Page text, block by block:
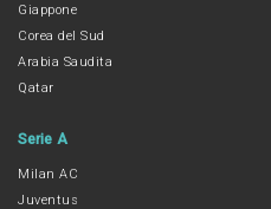
Giappone
Corea del Sud
Arabia Saudita
Qatar
Serie A
Milan AC
Juventus